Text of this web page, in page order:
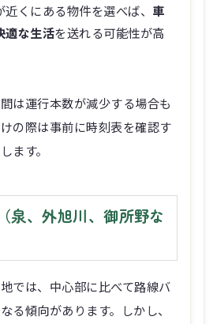
くにある物件を選べば、 車
適な生活を送れる可能性が高
は運行本数が減少する場合も
の際は事前に時刻表を確認す
ます。
泉、外旭川、御所野な
では、中心部に比べて路線バ
る傾向があります。しかし、